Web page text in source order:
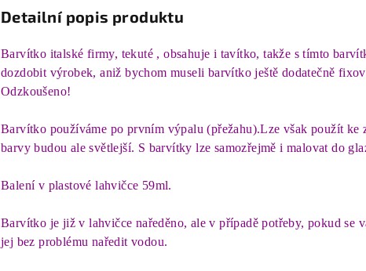
Detailní popis produktu
Barvítko italské firmy, tekuté , obsahuje i tavítko, takže s tímto
dozdobit výrobek, aniž bychom museli barvítko ještě dodatečně
Odzkoušeno!
Barvítko používáme po prvním výpalu (přežahu).Lze však použít ke
barvy budou ale světlejší. S barvítky lze samozřejmě i malovat do
Balení v plastové lahvičce 59ml.
Barvítko je již v lahvičce naředěno, ale v případě potřeby, pokud se
jej bez problému naředit vodou.